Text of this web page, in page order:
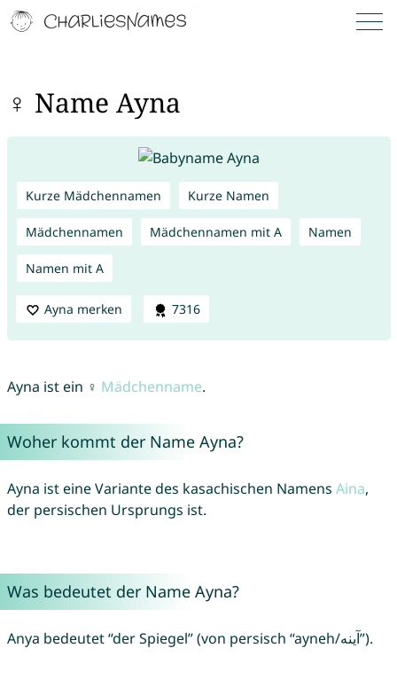
♀ Name Ayna
Kurze Mädchennamen Kurze Namen
Mädchennamen Mädchennamen mit A Namen
Namen mit A
Ayna merken 7316
Ayna ist ein ♀ Mädchenname.
Woher kommt der Name Ayna?
Ayna ist eine Variante des kasachischen Namens Aina,
der persischen Ursprungs ist.
Was bedeutet der Name Ayna?
Anya bedeutet “der Spiegel” (von persisch “ayneh/آینه”).